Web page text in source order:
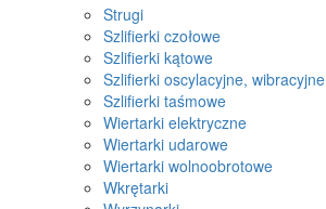
Strugi
Szlifierki czołowe
Szlifierki kątowe
Szlifierki oscylacyjne, wibracyjne
Szlifierki taśmowe
Wiertarki elektryczne
Wiertarki udarowe
Wiertarki wolnoobrotowe
Wkrętarki